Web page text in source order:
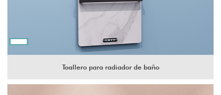
Toallero para radiador de baño